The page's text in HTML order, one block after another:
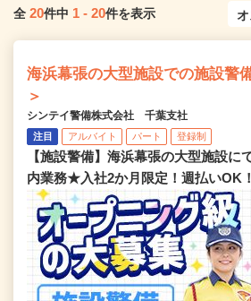
全 20件中 1 - 20件を表示
海浜幕張の大型施設での施設警
＞
シンテイ警備株式会社 千葉支社
注目 アルバイト パート 登録制
【施設警備】海浜幕張の大型施設に
内業務★入社2か月限定！週払いOK